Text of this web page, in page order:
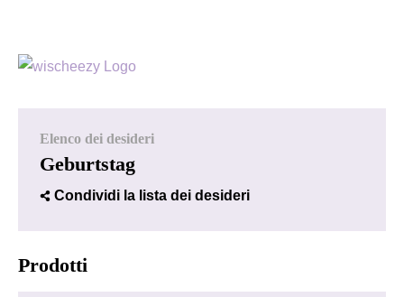
Elenco dei desideri
Geburtstag
Condividi la lista dei desideri
Prodotti